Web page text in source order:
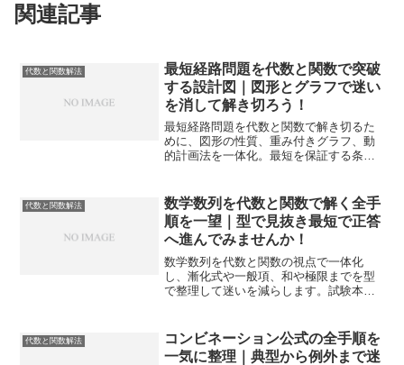
関連記事
代数と関数解法
最短経路問題を代数と関数で突破
する設計図｜図形とグラフで迷い
を消して解き切ろう！
最短経路問題を代数と関数で解き切るた
めに、図形の性質、重み付きグラフ、動
的計画法を一体化。最短を保証する条件
代数と関数解法
数学数列を代数と関数で解く全手
順を一望｜型で見抜き最短で正答
へ進んでみませんか！
数学数列を代数と関数の視点で一体化
し、漸化式や一般項、和や極限までを型
で整理して迷いを減らします。試験本番
代数と関数解法
コンビネーション公式の全手順を
一気に整理｜典型から例外まで迷